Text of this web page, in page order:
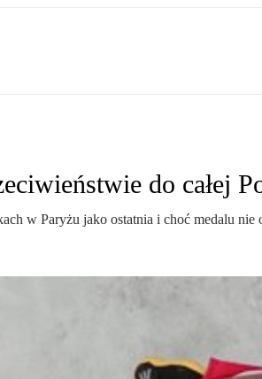
do całej
w Paryżu jako ostatnia i choć medalu